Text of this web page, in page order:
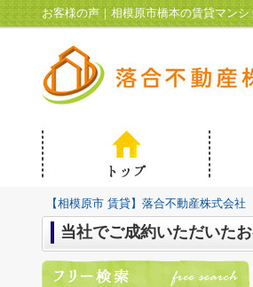
お客様の声｜相模原市橋本の賃貸マン
【相模原市 賃貸】落合不動産株式会社
当社でご成約いただいた